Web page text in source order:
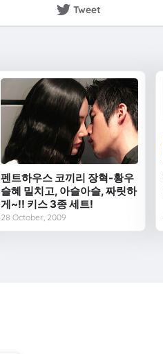
Tweet
펜트하우스 코끼리 장혁-황우
슬혜 밀치고, 아슬아슬, 짜릿하
게~!! 키스 3종 세트!
28 October, 2009